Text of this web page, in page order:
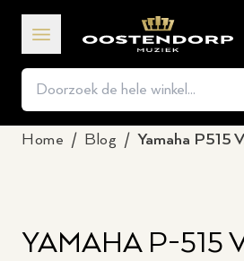
Home / Blog / Yamaha P515
YAMAHA P-515